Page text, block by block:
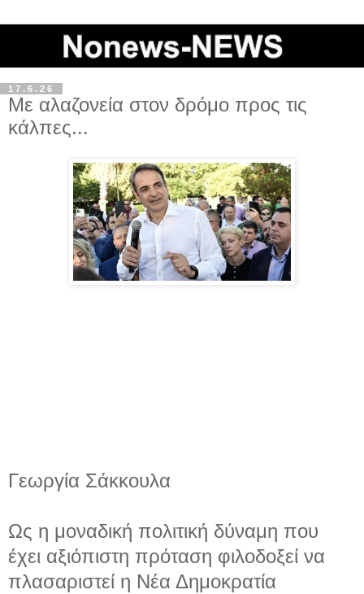
17.6.26
Με αλαζονεία στον δρόμο προς τις
κάλπες...
Γεωργία Σάκκουλα
Ως η μοναδική πολιτική δύναμη που
έχει αξιόπιστη πρόταση φιλοδοξεί να
πλασαριστεί η Νέα Δημοκρατία